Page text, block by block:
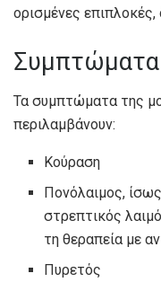
ορισμένες
Τα συμπτώματα της
περιλαμβάνουν:
Κούραση
Πονόλαιμος,
στρεπτικός
τη θεραπεία με
Πυρετός